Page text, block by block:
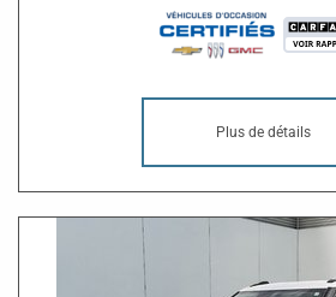
Plus de détails